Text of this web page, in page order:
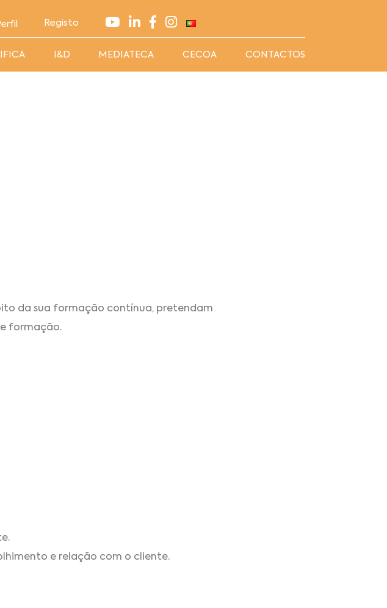
Registo
I&D MEDIATECA CECOA CONTACTOS
da sua formação contínua, pretendam
formação.
e relação com o cliente.